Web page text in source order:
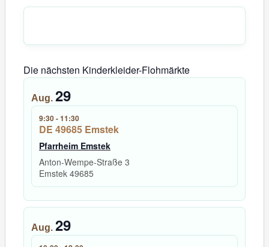
Die nächsten Kinderkleider-Flohmärkte
Aug. 29
9:30-11:30
DE 49685 Emstek
Pfarrheim Emstek
Anton-Wempe-Straße 3
Emstek 49685
Aug. 29